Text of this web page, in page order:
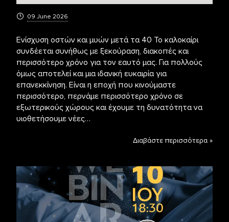
09 June 2026
Ενίσχυση οστών και μυών μετά τα 40 Το καλοκαίρι
συνδέεται συνήθως με ξεκούραση, διακοπές και
περισσότερο χρόνο για τον εαυτό μας. Για πολλούς
όμως αποτελεί και μια ιδανική ευκαιρία για
επανεκκίνηση. Είναι η εποχή που κινούμαστε
περισσότερο, περνάμε περισσότερο χρόνο σε
εξωτερικούς χώρους και έχουμε τη δυνατότητα να
υιοθετήσουμε νέες…
Διαβάστε περισσότερα »